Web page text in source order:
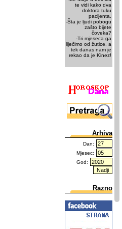
te vidi kako dva
doktora tuku
pacijenta.
-Šta je ljudi pobogu
zašto bijete
čoveka?
-Tri mjeseca ga
liječimo od žutice, a
tek danas nam je
rekao da je Kinez!
Arhiva
Dan:
Mjesec:
God:
Razno